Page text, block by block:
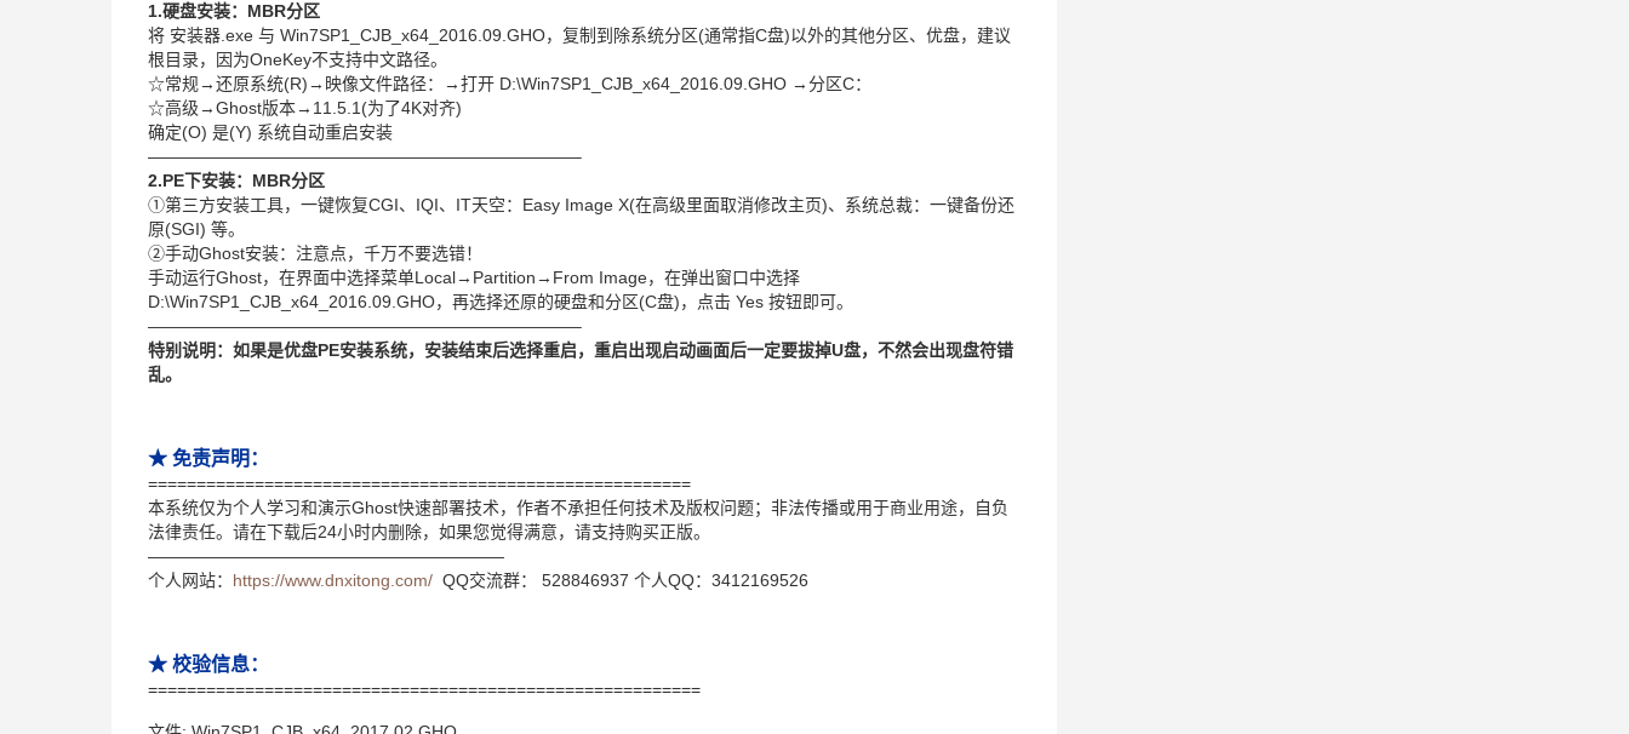
1.硬盘安装：MBR分区
将 安装器.exe 与 Win7SP1_CJB_x64_2016.09.GHO，复制到除系统分区(通常指C盘)以外的其他分区、优盘，建议
根目录，因为OneKey不支持中文路径。
☆常规→还原系统(R)→映像文件路径：→打开 D:\Win7SP1_CJB_x64_2016.09.GHO →分区C：
☆高级→Ghost版本→11.5.1(为了4K对齐)
确定(O) 是(Y) 系统自动重启安装
—————————————————————————–
2.PE下安装：MBR分区
①第三方安装工具，一键恢复CGI、IQI、IT天空：Easy Image X(在高级里面取消修改主页)、系统总裁：一键备份还
原(SGI) 等。
②手动Ghost安装：注意点，千万不要选错！
手动运行Ghost，在界面中选择菜单Local→Partition→From Image，在弹出窗口中选择
D:\Win7SP1_CJB_x64_2016.09.GHO，再选择还原的硬盘和分区(C盘)，点击 Yes 按钮即可。
—————————————————————————–
特别说明：如果是优盘PE安装系统，安装结束后选择重启，重启出现启动画面后一定要拔掉U盘，不然会出现盘符错
乱。
★ 免责声明：
========================================================
本系统仅为个人学习和演示Ghost快速部署技术，作者不承担任何技术及版权问题；非法传播或用于商业用途，自负
法律责任。请在下载后24小时内删除，如果您觉得满意，请支持购买正版。
—————————————————————
个人网站： https://www.dnxitong.com/ QQ交流群： 528846937 个人QQ：3412169526
★ 校验信息：
=========================================================